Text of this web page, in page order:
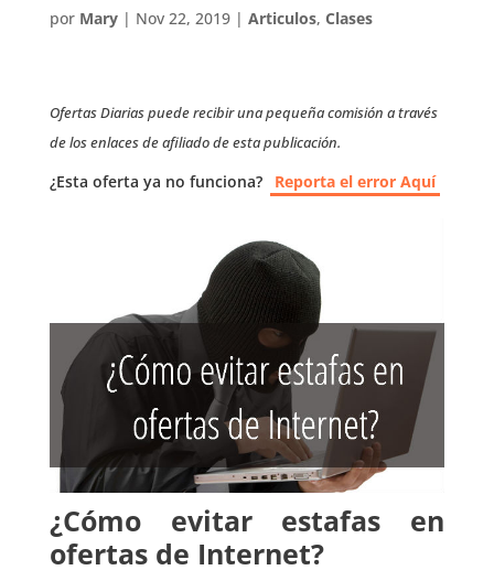
por Mary| Nov 22, 2019| Articulos, Clases
Ofertas Diarias puede recibir una pequeña comisión a través
de los enlaces de afiliado de esta publicación.
¿Esta oferta ya no funciona? Reporta el error Aquí
¿Cómo evitar estafas en
ofertas de Internet?